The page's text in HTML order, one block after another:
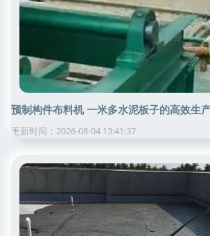
预制构件布料机 一米多水泥板子的高效生
更新时间：2026-08-04 13:41:37